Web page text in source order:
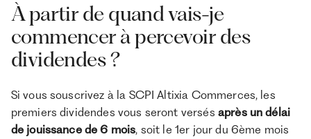
À partir de quand vais-je
commencer à percevoir des
dividendes ?
Si vous souscrivez à la SCPI Altixia Commerces, les
premiers dividendes vous seront versés après un délai
de jouissance de 6 mois, soit le 1er jour du 6ème mois